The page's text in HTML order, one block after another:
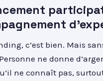
c’est bien. Mais
ne donne
ne connaît pas,